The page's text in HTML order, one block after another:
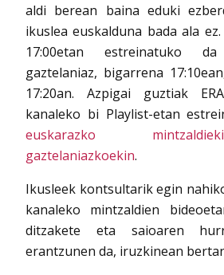
aldi berean baina eduki
ikuslea euskalduna bada ala
17:00etan estreinatuko
gaztelaniaz, bigarrena
17:20an. Azpigai guztiak
kanaleko bi Playlist-etan
euskarazko
gaztelaniazkoekin.
Ikusleek kontsultarik egin
kanaleko mintzaldien
ditzakete eta saioaren
erantzunen da, iruzkinean